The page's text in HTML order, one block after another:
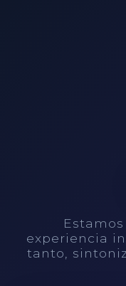
experiencia
tanto,